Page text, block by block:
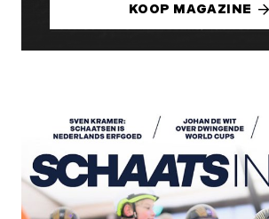
KOOP MAGAZINE